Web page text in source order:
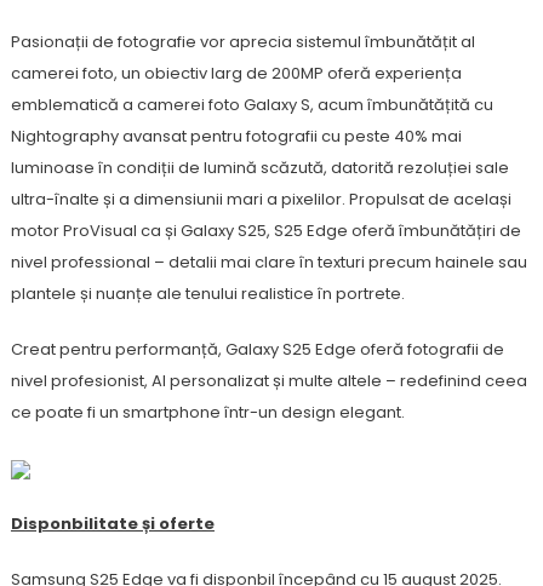
Pasionații de fotografie vor aprecia sistemul îmbunătățit al
camerei foto, un obiectiv larg de 200MP oferă experiența
emblematică a camerei foto Galaxy S, acum îmbunătățită cu
Nightography avansat pentru fotografii cu peste 40% mai
luminoase în condiții de lumină scăzută, datorită rezoluției sale
ultra-înalte și a dimensiunii mari a pixelilor. Propulsat de același
motor ProVisual ca și Galaxy S25, S25 Edge oferă îmbunătățiri de
nivel professional – detalii mai clare în texturi precum hainele sau
plantele și nuanțe ale tenului realistice în portrete.
Creat pentru performanță, Galaxy S25 Edge oferă fotografii de
nivel profesionist, AI personalizat și multe altele – redefinind ceea
ce poate fi un smartphone într-un design elegant.
Disponbilitate și oferte
Samsung S25 Edge va fi disponbil începând cu 15 august 2025.